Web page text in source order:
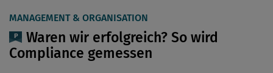
MANAGEMENT & ORGANISATION
Waren wir erfolgreich? So wird
Compliance gemessen